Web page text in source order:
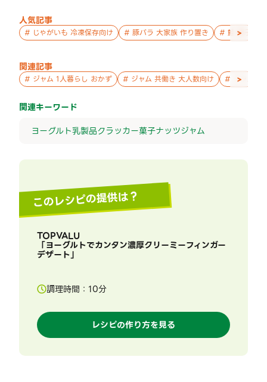
人気記事
# じゃがいも 冷凍保存向け # 豚バラ 大家族 作り置き # 鮭 親子 作
>
関連記事
# ジャム 1人暮らし おかず # ジャム 共働き 大人数向け # ジャム
>
関連キーワード
ヨーグルト乳製品クラッカー菓子ナッツジャム
このレシピの提供は？
TOPVALU
「ヨーグルトでカンタン濃厚クリーミーフィンガー
デザート」
調理時間： 10分
レシピの作り方を見る